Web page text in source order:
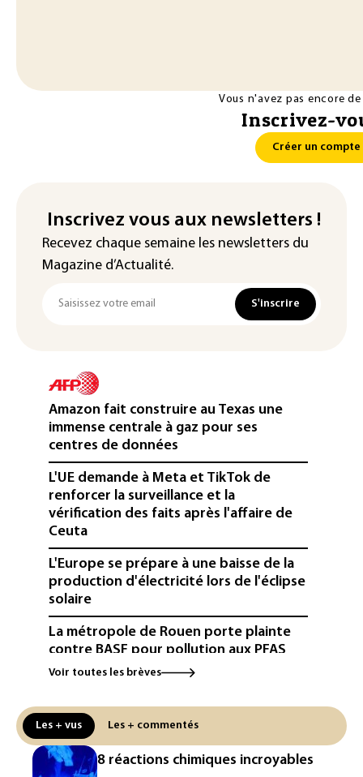
Vous n'avez pas encore
Inscrivez-
Créer un compte
Inscrivez vous aux newsletters !
Recevez chaque semaine les newsletters du
Magazine d’Actualité.
S'inscrire
Amazon fait construire au Texas une
immense centrale à gaz pour ses
centres de données
L'UE demande à Meta et TikTok de
renforcer la surveillance et la
vérification des faits après l'affaire de
Ceuta
L'Europe se prépare à une baisse de la
production d'électricité lors de l'éclipse
solaire
La métropole de Rouen porte plainte
contre BASF pour pollution aux PFAS
Canicule: à l'arrêt depuis fin juillet, la
réseau
Véhicules de livraison autonomes: la
France ouvre la voie à leur
Voir toutes les brèves
Les + vus Les + commentés
8 réactions chimiques incroyables